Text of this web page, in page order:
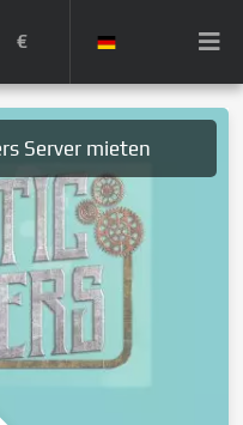
€
Server mieten